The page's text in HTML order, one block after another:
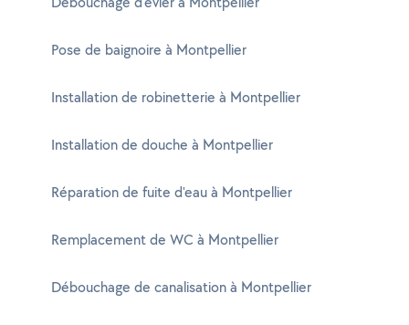
Pose de baignoire à Montpellier
Installation de robinetterie à Montpellier
Installation de douche à Montpellier
Réparation de fuite d'eau à Montpellier
Remplacement de WC à Montpellier
Débouchage de canalisation à Montpellier